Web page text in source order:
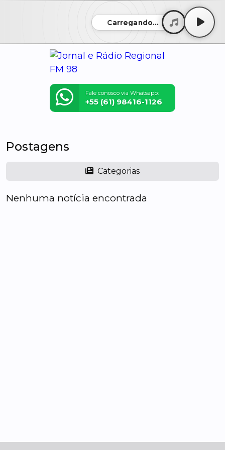
Carregando...
Fale conosco via Whatsapp:
+55 (61) 98416-1126
Postagens
Categorias
Nenhuma notícia encontrada